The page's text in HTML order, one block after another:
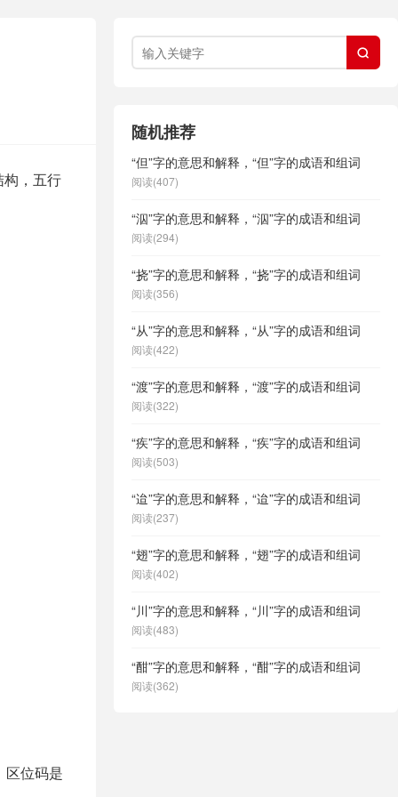
，五行
区位码是

随机推荐
“但”字的意思和解释，“但”字的成语和组词
阅读(407)
“泅”字的意思和解释，“泅”字的成语和组词
阅读(294)
“挠”字的意思和解释，“挠”字的成语和组词
阅读(356)
“从”字的意思和解释，“从”字的成语和组词
阅读(422)
“渡”字的意思和解释，“渡”字的成语和组词
阅读(322)
“疾”字的意思和解释，“疾”字的成语和组词
阅读(503)
“迨”字的意思和解释，“迨”字的成语和组词
阅读(237)
“翅”字的意思和解释，“翅”字的成语和组词
阅读(402)
“川”字的意思和解释，“川”字的成语和组词
阅读(483)
“酣”字的意思和解释，“酣”字的成语和组词
阅读(362)